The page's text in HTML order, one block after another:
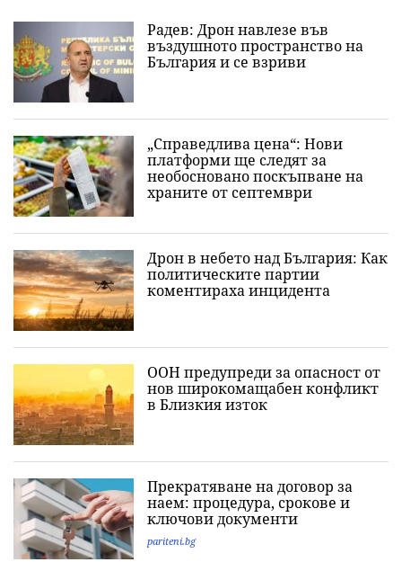
Радев: Дрон навлезе във
въздушното пространство на
България и се взриви
„Справедлива цена“: Нови
платформи ще следят за
необосновано поскъпване на
храните от септември
Дрон в небето над България: Как
политическите партии
коментираха инцидента
ООН предупреди за опасност от
нов широкомащабен конфликт
в Близкия изток
Прекратяване на договор за
наем: процедура, срокове и
ключови документи
pariteni.bg